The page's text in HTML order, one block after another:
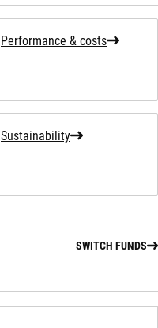
Performance & costs
Sustainability
SWITCH FUNDS